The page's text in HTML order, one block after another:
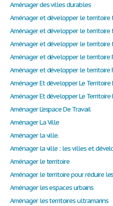
Aménager des villes durables
Aménager et développer le territoire
Aménager et développer le territoire
Aménager et développer le territoire
Aménager et développer le territoire
Aménager et développer le territoire
Aménager Et développer Le Territoire
Aménager L'espace De Travail
Aménager La Ville
Aménager la ville.
Aménager la ville : les villes et
Aménager le territoire
Aménager le territoire pour réduire
Aménager les espaces urbains
Aménager les territoires ultramarins